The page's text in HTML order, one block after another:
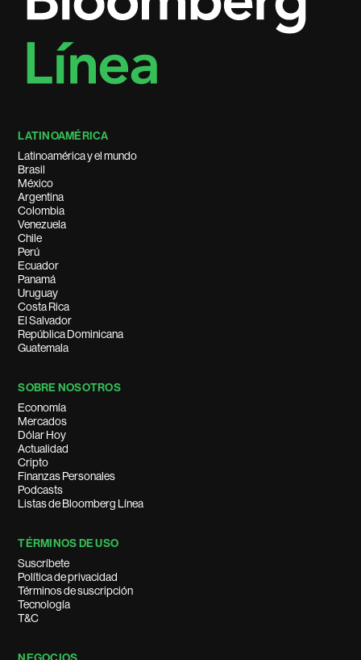
LATINOAMÉRICA
Latinoamérica y el mundo
Brasil
México
Argentina
Colombia
Venezuela
Chile
Perú
Ecuador
Panamá
Uruguay
Costa Rica
El Salvador
República Dominicana
Guatemala
SOBRE NOSOTROS
Economía
Mercados
Dólar Hoy
Actualidad
Cripto
Finanzas Personales
Podcasts
Listas de Bloomberg Línea
TÉRMINOS DE USO
Suscríbete
Política de privacidad
Términos de suscripción
Tecnología
T&C